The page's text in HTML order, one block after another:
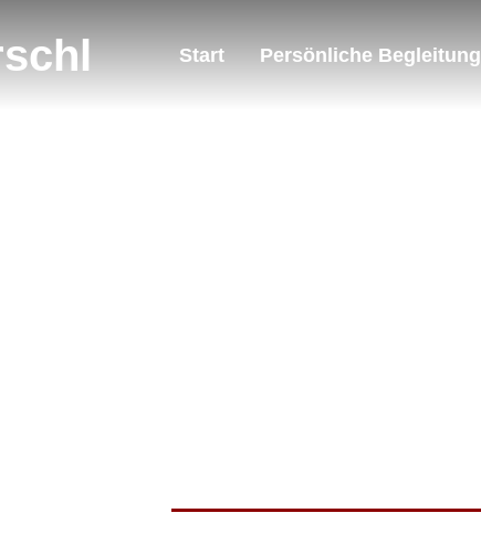
Start Persönliche Begleitung